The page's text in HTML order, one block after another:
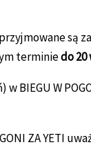
przyjmowane
terminiedo 20
BIEGU W
ZA YETI